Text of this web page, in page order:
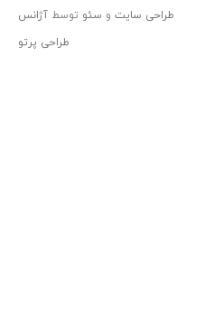
توسطآژانس